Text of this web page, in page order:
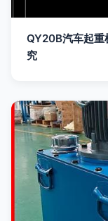
QY20B汽车起重
究